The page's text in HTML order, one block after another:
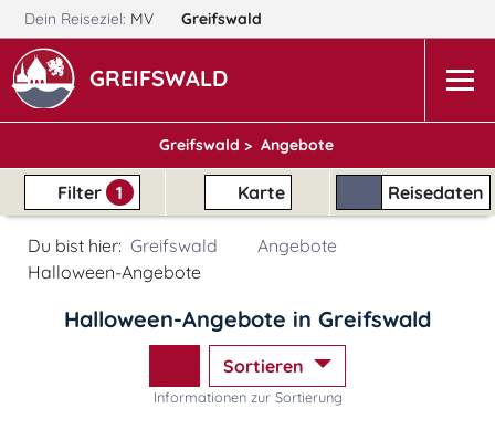
Dein Reiseziel: MV Greifswald
GREIFSWALD
Greifswald > Angebote
Filter 1 Karte Reisedaten
Du bist hier: Greifswald
Angebote
Halloween-Angebote
Halloween-Angebote in Greifswald
Sortieren
Informationen zur Sortierung